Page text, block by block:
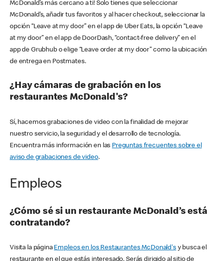
McDonald’s más cercano a ti! Solo tienes que seleccionar
McDonald’s, añadir tus favoritos y al hacer checkout, seleccionar la
opción “Leave at my door” en el app de Uber Eats, la opción “Leave
at my door” en el app de DoorDash, “contact-free delivery” en el
app de Grubhub o elige “Leave order at my door” como la ubicación
de entrega en Postmates.
¿Hay cámaras de grabación en los
restaurantes McDonald's?
Sí, hacemos grabaciones de video con la finalidad de mejorar
nuestro servicio, la seguridad y el desarrollo de tecnología.
Encuentra más información en las Preguntas frecuentes sobre el
aviso de grabaciones de video.
Empleos
¿Cómo sé si un restaurante McDonald’s está
contratando?
Visita la página Empleos en los Restaurantes McDonald'sy busca el